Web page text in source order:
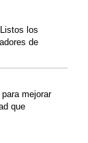
los
de
mejorar
que